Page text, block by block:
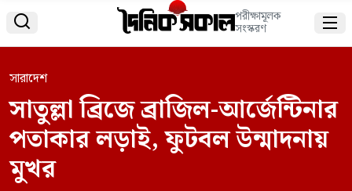
 পরীক্ষামূলক
সংস্করণ 
সারাদেশ
সাতুল্লা ব্রিজে ব্রাজিল-আর্জেন্টিনার
পতাকার লড়াই, ফুটবল উন্মাদনায়
মুখর